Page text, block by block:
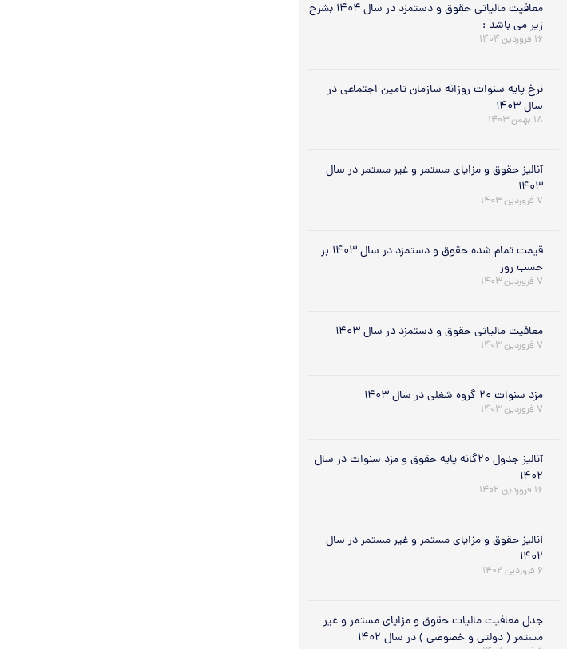
معافیت مالیاتی حقوق و دستمزد در سال ۱۴۰۴ بشرح
زیر می باشد :
۱۶ فروردین ۱۴۰۴
نرخ پایه سنوات روزانه سازمان تامین اجتماعی در
سال ۱۴۰۳
۱۸ بهمن ۱۴۰۳
آنالیز حقوق و مزایای مستمر و غیر مستمر در سال
۱۴۰۳
۷ فروردین ۱۴۰۳
قیمت تمام شده حقوق و دستمزد در سال ۱۴۰۳ بر
حسب روز
۷ فروردین ۱۴۰۳
معافیت مالیاتی حقوق و دستمزد در سال ۱۴۰۳
۷ فروردین ۱۴۰۳
مزد سنوات ۲۰ گروه شغلی در سال ۱۴۰۳
۷ فروردین ۱۴۰۳
آنالیز جدول ۲۰گانه پایه حقوق و مزد سنوات در سال
۱۴۰۲
۱۶ فروردین ۱۴۰۲
آنالیز حقوق و مزایای مستمر و غیر مستمر در سال
۱۴۰۲
۶ فروردین ۱۴۰۲
جدل معافیت مالیات حقوق و مزایای مستمر و غیر
مستمر ( دولتی و خصوصی ) در سال ۱۴۰۲